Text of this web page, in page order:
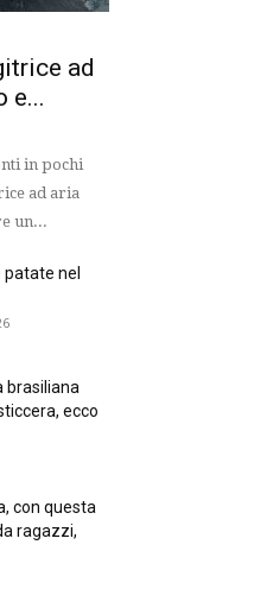
ad
e...
in pochi
ad aria
un...
patate nel
brasiliana
ecco
con questa
ragazzi,